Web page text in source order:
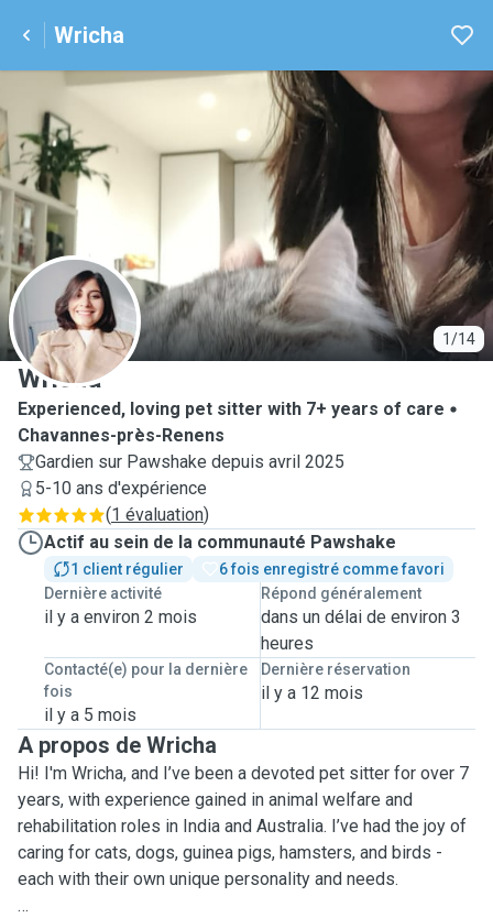
Wricha
1/14
W
Wricha
Experienced, loving pet sitter with 7+ years of care
Chavannes-près-Renens
Gardien sur Pawshake depuis avril 2025
5-10 ans d'expérience
(1 évaluation)
Actif au sein de la communauté Pawshake
1 client régulier
6 fois enregistré comme favori
Dernière activité
il y a environ 2 mois
Répond généralement
dans un délai de environ 3
heures
Contacté(e) pour la dernière
fois
il y a 5 mois
Dernière réservation
il y a 12 mois
A propos de Wricha
Hi! I'm Wricha, and I’ve been a devoted pet sitter for over 7
years, with experience gained in animal welfare and
rehabilitation roles in India and Australia. I’ve had the joy of
caring for cats, dogs, guinea pigs, hamsters, and birds -
each with their own unique personality and needs.